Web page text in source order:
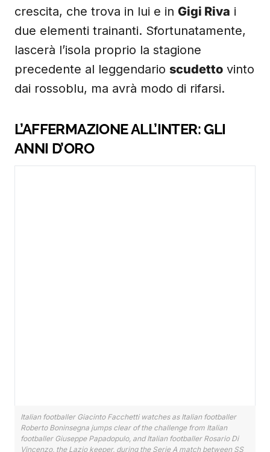
crescita, che trova in lui e in Gigi Riva i
due elementi trainanti. Sfortunatamente,
lascerà l’isola proprio la stagione
precedente al leggendario scudetto vinto
dai rossoblu, ma avrà modo di rifarsi.
L’AFFERMAZIONE ALL’INTER: GLI
ANNI D’ORO
Italian footballer Giacinto Facchetti watches as Italian footballer
Roberto Boninsegna jumps clear of the challenge from Italian
footballer Giuseppe Papadopulo, and Italian footballer Rosario Di
Vincenzo, the Lazio keeper, during the Serie A match between SS